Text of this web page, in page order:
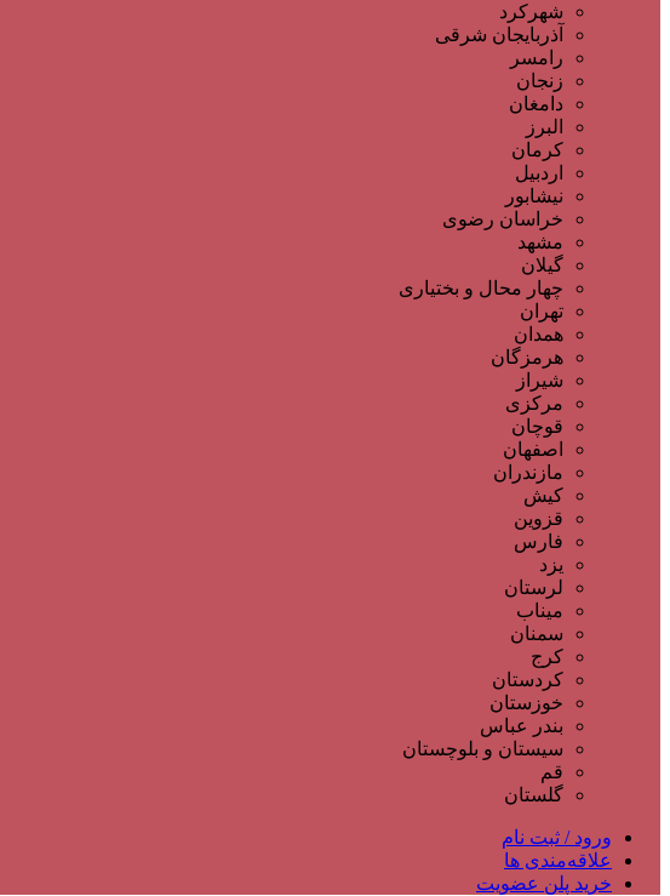
شهرکرد
آذربایجان شرقی
رامسر
زنجان
دامغان
البرز
کرمان
اردبیل
نیشابور
خراسان رضوی
مشهد
گیلان
چهار محال و بختیاری
تهران
همدان
هرمزگان
شیراز
مرکزی
قوچان
اصفهان
مازندران
کیش
قزوین
فارس
یزد
لرستان
میناب
سمنان
کرج
کردستان
خوزستان
بندر عباس
سیستان و بلوچستان
قم
گلستان
ورود / ثبت نام
علاقه‌مندی ها
خرید پلن عضویت